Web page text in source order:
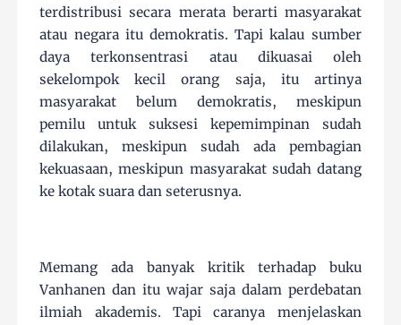
terdistribusi secara merata berarti masyarakat
atau negara itu demokratis. Tapi kalau sumber
daya terkonsentrasi atau dikuasai oleh
sekelompok kecil orang saja, itu artinya
masyarakat belum demokratis, meskipun
pemilu untuk suksesi kepemimpinan sudah
dilakukan, meskipun sudah ada pembagian
kekuasaan, meskipun masyarakat sudah datang
ke kotak suara dan seterusnya.
Memang ada banyak kritik terhadap buku
Vanhanen dan itu wajar saja dalam perdebatan
ilmiah akademis. Tapi caranya menjelaskan